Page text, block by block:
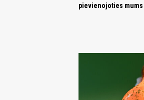
pievienojoties mums